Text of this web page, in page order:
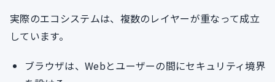
実際のエコシステムは、複数のレイヤーが重なって成立
しています。
ブラウザは、Webとユーザーの間にセキュリティ境界